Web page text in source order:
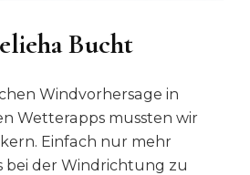
Bucht
Windvorhersage in
Wetterapps mussten wir
Einfach nur mehr
bei der Windrichtung zu